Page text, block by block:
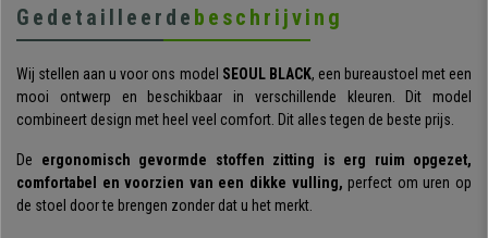
Gedetailleerde beschrijving
Wij stellen aan u voor ons model SEOUL BLACK, een bureaustoel met een
mooi ontwerp en beschikbaar in verschillende kleuren. Dit model
combineert design met heel veel comfort. Dit alles tegen de beste prijs.
De ergonomisch gevormde stoffen zitting is erg ruim opgezet,
comfortabel en voorzien van een dikke vulling, perfect om uren op
de stoel door te brengen zonder dat u het merkt.